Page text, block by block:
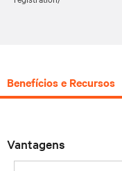
Benefícios e Recursos
Vantagens